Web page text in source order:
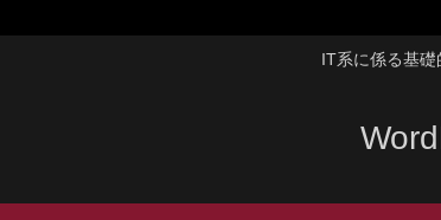
IT系に係る基礎